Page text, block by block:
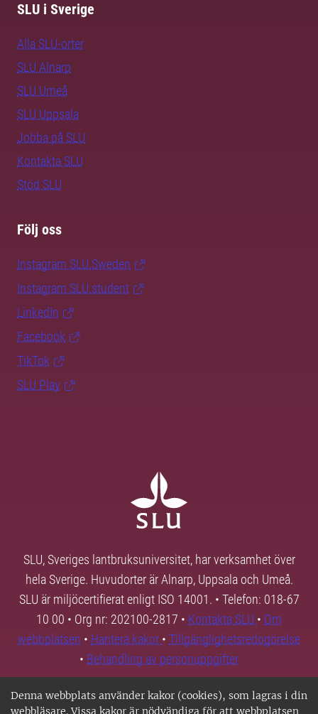
Denna webbplats använder kakor (cookies), som lagras i din
webbläsare. Vissa kakor är nödvändiga för att webbplatsen
SLU i Sverige
Alla SLU-orter
SLU Alnarp
SLU Umeå
SLU Uppsala
Jobba på SLU
Kontakta SLU
Stöd SLU
Följ oss
Instagram SLU.Sweden
Instagram SLU.student
LinkedIn
Facebook
TikTok
SLU Play
SLU, Sveriges lantbruksuniversitet, har verksamhet över
hela Sverige. Huvudorter är Alnarp, Uppsala och Umeå.
SLU är miljöcertifierat enligt ISO 14001. • Telefon: 018-67
10 00 • Org nr: 202100-2817 • Kontakta SLU • Om
webbplatsen • Hantera kakor • Tillgänglighetsredogörelse
• Behandling av personuppgifter